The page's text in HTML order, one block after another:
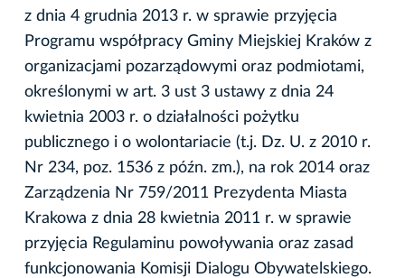
z dnia 4 grudnia 2013 r. w sprawie przyjęcia
Programu współpracy Gminy Miejskiej Kraków z
organizacjami pozarządowymi oraz podmiotami,
określonymi w art. 3 ust 3 ustawy z dnia 24
kwietnia 2003 r. o działalności pożytku
publicznego i o wolontariacie (t.j. Dz. U. z 2010 r.
Nr 234, poz. 1536 z późn. zm.), na rok 2014 oraz
Zarządzenia Nr 759/2011 Prezydenta Miasta
Krakowa z dnia 28 kwietnia 2011 r. w sprawie
przyjęcia Regulaminu powoływania oraz zasad
funkcjonowania Komisji Dialogu Obywatelskiego.